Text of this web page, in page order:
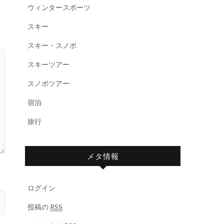
ウィンタースポーツ
スキー
スキー・スノボ
スキーツアー
スノボツアー
宿泊
旅行
メタ情報
ログイン
投稿の RSS